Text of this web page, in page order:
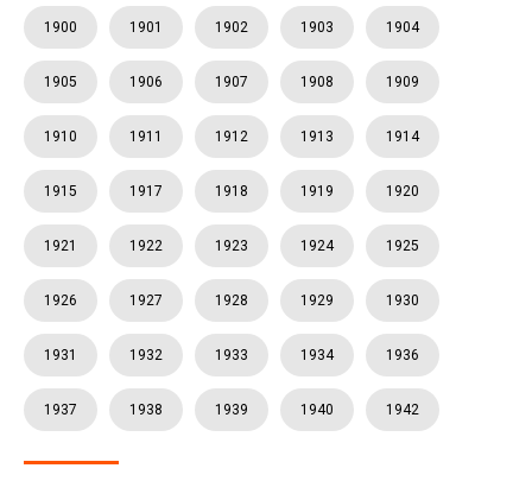
1900 1901 1902 1903 1904
1905 1906 1907 1908 1909
1910 1911 1912 1913 1914
1915 1917 1918 1919 1920
1921 1922 1923 1924 1925
1926 1927 1928 1929 1930
1931 1932 1933 1934 1936
1937 1938 1939 1940 1942